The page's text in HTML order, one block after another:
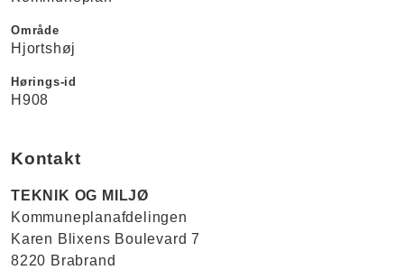
Område
Hjortshøj
Hørings-id
H908
Kontakt
TEKNIK OG MILJØ
Kommuneplanafdelingen
Karen Blixens Boulevard 7
8220 Brabrand